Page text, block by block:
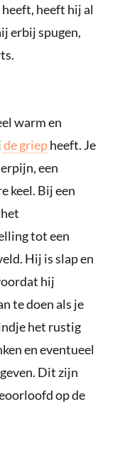
heeft hij al
erbij spugen,
warm en
de griepheeft. Je
een
keel. Bij een
tot een
Hij is slap en
hij
te doen als je
het rustig
en eventueel
Dit zijn
op de